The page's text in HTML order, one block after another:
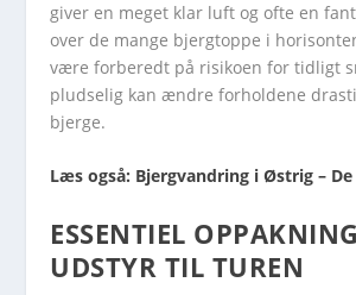
giver en meget klar luft og ofte en
over de mange bjergtoppe i
være forberedt på risikoen for tidligt
pludselig kan ændre forholdene
bjerge.
Læs også: Bjergvandring i Østrig –
ESSENTIEL
UDSTYR TIL TUREN